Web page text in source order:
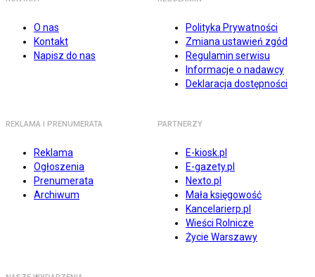
O nas
Kontakt
Napisz do nas
Polityka Prywatności
Zmiana ustawień zgód
Regulamin serwisu
Informacje o nadawcy
Deklaracja dostępności
REKLAMA I PRENUMERATA
Reklama
Ogłoszenia
Prenumerata
Archiwum
PARTNERZY
E-kiosk.pl
E-gazety.pl
Nexto.pl
Mała księgowość
Kancelarierp.pl
Wieści Rolnicze
Życie Warszawy